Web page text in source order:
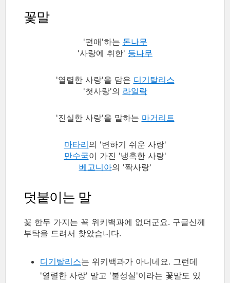
꽃말
'편애'하는 돈나무
'사랑에 취한' 등나무
'열렬한 사랑'을 담은 디기탈리스
'첫사랑'의 라일락
'진실한 사랑'을 말하는 마거리트
마타리의 '변하기 쉬운 사랑'
만수국이 가진 '냉혹한 사랑'
베고니아의 '짝사랑'
덧붙이는 말
꽃 한두 가지는 꼭 위키백과에 없더군요. 구글신께
부탁을 드려서 찾았습니다.
디기탈리스는 위키백과가 아니네요. 그런데
'열렬한 사랑' 말고 '불성실'이라는 꽃말도 있